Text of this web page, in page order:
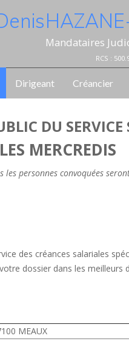
HAZANE
Mandataires
RCS :
Dirigeant Créancier
DU
MERCREDIS
les personnes convoquées
des créances salariales
dossier dans les meilleurs
MEAUX